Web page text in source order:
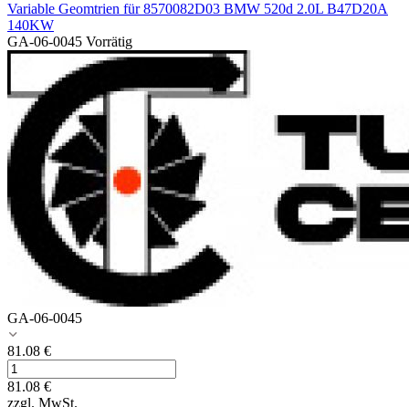
Variable Geomtrien für 8570082D03 BMW 520d 2.0L B47D20A
140KW
GA-06-0045 Vorrätig
GA-06-0045
81.08 €
81.08 €
zzgl. MwSt.